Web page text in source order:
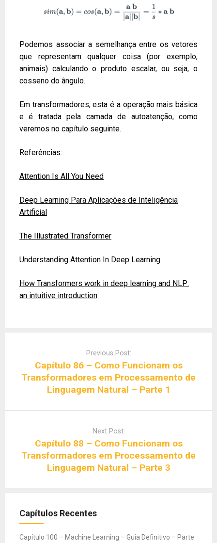
Podemos associar a semelhança entre os vetores
que representam qualquer coisa (por exemplo,
animais) calculando o produto escalar, ou seja, o
cosseno do ângulo.
Em transformadores, esta é a operação mais básica
e é tratada pela camada de autoatenção, como
veremos no capítulo seguinte.
Referências:
Attention Is All You Need
Deep Learning Para Aplicações de Inteligência
Artificial
The Illustrated Transformer
Understanding Attention In Deep Learning
How Transformers work in deep learning and NLP:
an intuitive introduction
Previous Post:
Capítulo 86 – Como Funcionam os
Transformadores em Processamento de
Linguagem Natural – Parte 1
Next Post:
Capítulo 88 – Como Funcionam os
Transformadores em Processamento de
Linguagem Natural – Parte 3
Capítulos Recentes
Capítulo 100 – Machine Learning – Guia Definitivo – Parte